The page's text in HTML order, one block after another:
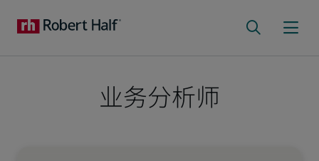
业务分析师​